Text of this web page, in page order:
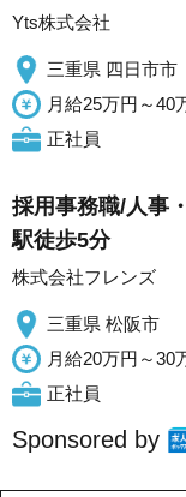
Yts株式会社
三重県 四日市市
月給25万円～40
正社員
採用事務職/人事
駅徒歩5分
株式会社フレンズ
三重県 松阪市
月給20万円～30
正社員
Sponsored by